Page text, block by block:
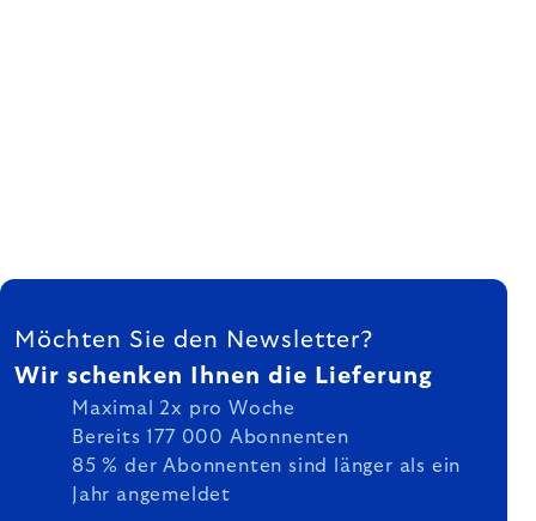
FUSSZEILE
Möchten Sie den Newsletter?
Wir schenken Ihnen die Lieferung
Maximal 2x pro Woche
Bereits 177 000 Abonnenten
85 % der Abonnenten sind länger als ein
Jahr angemeldet